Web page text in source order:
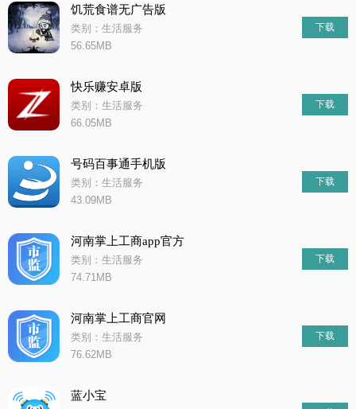
饥荒食谱无广告版
类别：生活服务
56.65MB
下载
快乐赚安卓版
类别：生活服务
66.05MB
下载
号码百事通手机版
类别：生活服务
43.09MB
下载
河南掌上工商app官方
类别：生活服务
74.71MB
下载
河南掌上工商官网
类别：生活服务
76.62MB
下载
蓝小宝